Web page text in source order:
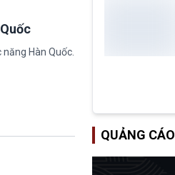
Hàn Quốc.
QUẢNG CÁO